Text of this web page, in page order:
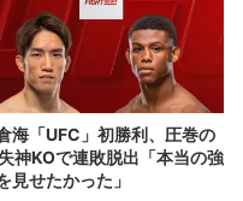
海「UFC」初勝利、圧巻の
神KOで連敗脱出「本当の強
見せたかった」